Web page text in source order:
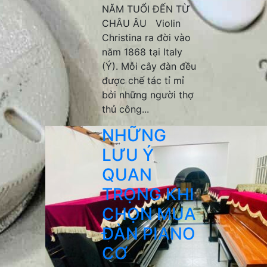
NĂM TUỔI ĐẾN TỪ
CHÂU ÂU Violin
Christina ra đời vào
năm 1868 tại Italy
(Ý). Mỗi cây đàn đều
được chế tác tỉ mỉ
bởi những người thợ
thủ công...
NHỮNG
LƯU Ý
QUAN
TRỌNG KHI
CHỌN MUA
ĐÀN PIANO
CƠ